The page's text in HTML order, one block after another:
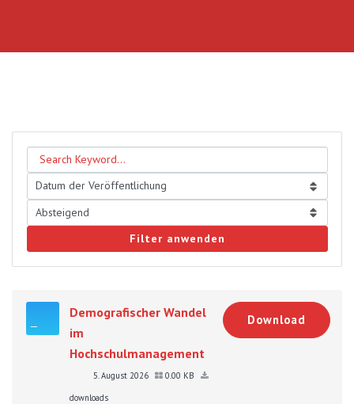
Filter anwenden
Demografischer Wandel
im
Hochschulmanagement
5. August 2026
0.00 KB
downloads
Download